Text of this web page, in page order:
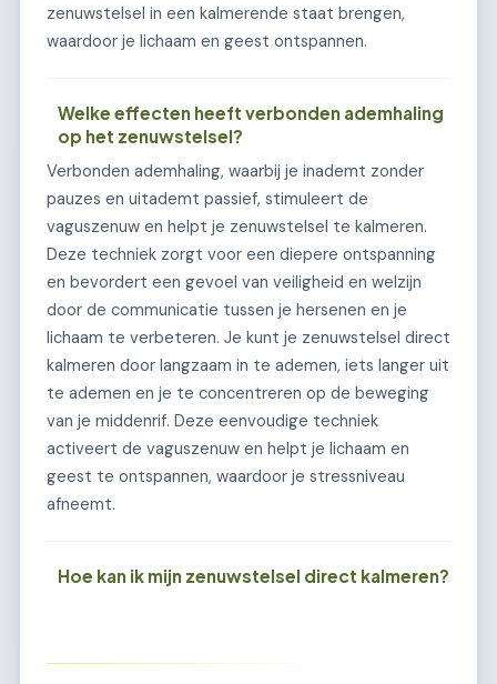
zenuwstelsel in een kalmerende staat brengen,
waardoor je lichaam en geest ontspannen.
Welke effecten heeft verbonden ademhaling
op het zenuwstelsel?
Verbonden ademhaling, waarbij je inademt zonder
pauzes en uitademt passief, stimuleert de
vaguszenuw en helpt je zenuwstelsel te kalmeren.
Deze techniek zorgt voor een diepere ontspanning
en bevordert een gevoel van veiligheid en welzijn
door de communicatie tussen je hersenen en je
lichaam te verbeteren. Je kunt je zenuwstelsel direct
kalmeren door langzaam in te ademen, iets langer uit
te ademen en je te concentreren op de beweging
van je middenrif. Deze eenvoudige techniek
activeert de vaguszenuw en helpt je lichaam en
geest te ontspannen, waardoor je stressniveau
afneemt.
Hoe kan ik mijn zenuwstelsel direct kalmeren?